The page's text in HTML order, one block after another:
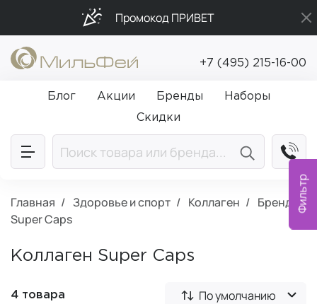
Фильтр
Промокод ПРИВЕТ
Бесплатная доставка от 5 000₽
Подарки в каждый заказ от 5 000₽
+7 (495) 215-16-00
Блог Акции Бренды
Наборы
Скидки
Главная Здоровье и спорт Коллаген
Бренд:
Super Caps
Коллаген Super Caps
4 товара По умолчанию